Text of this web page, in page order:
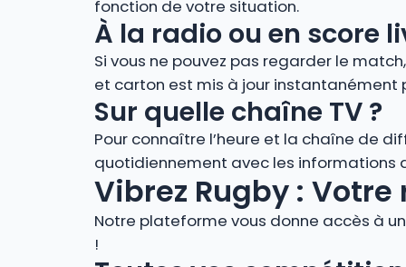
fonction de votre situation.
À la radio ou en score
Si vous ne pouvez pas regarder le
et carton est mis à jour instantanément
Sur quelle chaîne TV ?
Pour connaître l’heure et la chaîne de
quotidiennement avec les informations
Vibrez Rugby :
Notre plateforme vous donne accès à
!